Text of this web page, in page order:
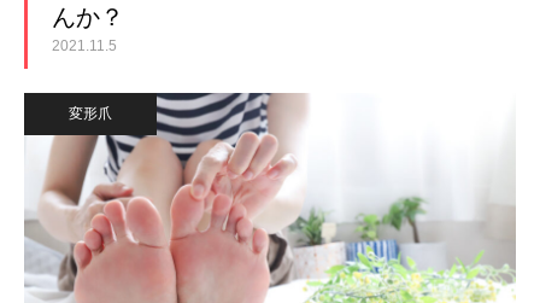
んか？
2021.11.5
変形爪